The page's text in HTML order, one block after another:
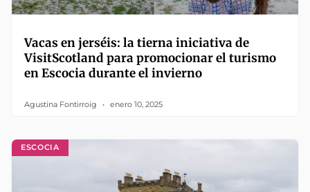
Vacas en jerséis: la tierna iniciativa de
VisitScotland para promocionar el turismo
en Escocia durante el invierno
Agustina Fontirroig enero 10, 2025
ESCOCIA